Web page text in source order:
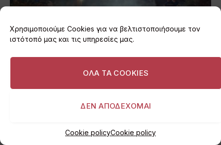
Χρησιμοποιούμε Cookies για να βελτιστοποιήσουμε τον
ιστότοπό μας και τις υπηρεσίες μας.
ΟΛΑ ΤΑ COOKIES
ΔΕΝ ΑΠΟΔΕΧΟΜΑΙ
Cookie policyCookie policy
Στη μάχη της φωτιάς στο Μαρκόπουλο, οι